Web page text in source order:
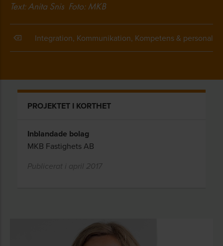
Text: Anita Snis Foto: MKB
Integration, Kommunikation, Kompetens & personal
PROJEKTET I KORTHET
Inblandade bolag
MKB Fastighets AB
Publicerat i april 2017